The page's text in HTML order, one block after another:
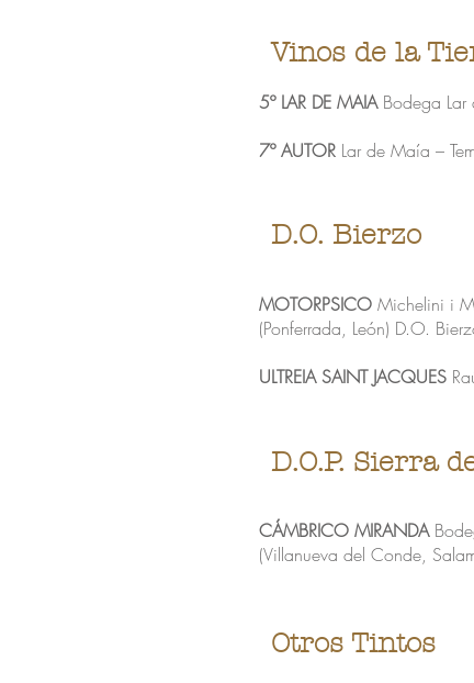
Vinos de la
​5º LAR DE MAIABodega Lar
7º AUTOR Lar de Maía –
D.O. Bierzo
MOTORPSICO Michelini i
(Ponferrada, León) D.O.
ULTREIA SAINT JACQUES
D.O.P. Sierra
​​CÁMBRICO MIRANDA
(Villanueva del Conde,
Otros Tintos